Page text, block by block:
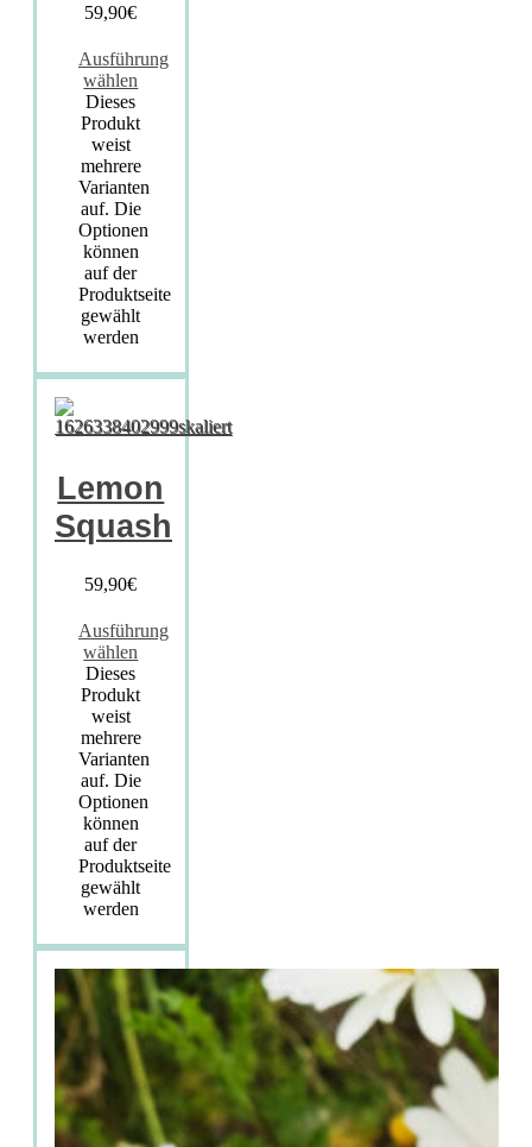
59,90€
Ausführung
wählen
Dieses
Produkt
weist
mehrere
Varianten
auf. Die
Optionen
können
auf der
Produktseite
gewählt
werden
Lemon
Squash
59,90€
Ausführung
wählen
Dieses
Produkt
weist
mehrere
Varianten
auf. Die
Optionen
können
auf der
Produktseite
gewählt
werden